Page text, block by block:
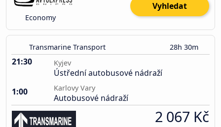
Economy
Vyhledat
Transmarine Transport 28h 30m
21:30 Kyjev
Ústřední autobusové nádraží
1:00
Karlovy Vary
Autobusové nádraží
2 067 Kč